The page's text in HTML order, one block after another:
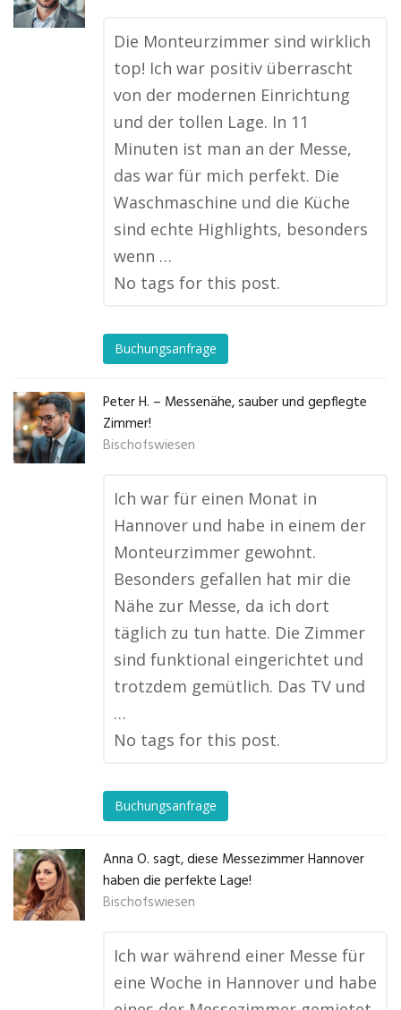
Die Monteurzimmer sind wirklich
top! Ich war positiv überrascht
von der modernen Einrichtung
und der tollen Lage. In 11
Minuten ist man an der Messe,
das war für mich perfekt. Die
Waschmaschine und die Küche
sind echte Highlights, besonders
wenn …
No tags for this post.
Buchungsanfrage
Peter H. – Messenähe, sauber und gepflegte
Zimmer!
Bischofswiesen
Ich war für einen Monat in
Hannover und habe in einem der
Monteurzimmer gewohnt.
Besonders gefallen hat mir die
Nähe zur Messe, da ich dort
täglich zu tun hatte. Die Zimmer
sind funktional eingerichtet und
trotzdem gemütlich. Das TV und
…
No tags for this post.
Buchungsanfrage
Anna O. sagt, diese Messezimmer Hannover
haben die perfekte Lage!
Bischofswiesen
Ich war während einer Messe für
eine Woche in Hannover und habe